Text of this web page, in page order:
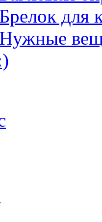
Брелок для
Нужные